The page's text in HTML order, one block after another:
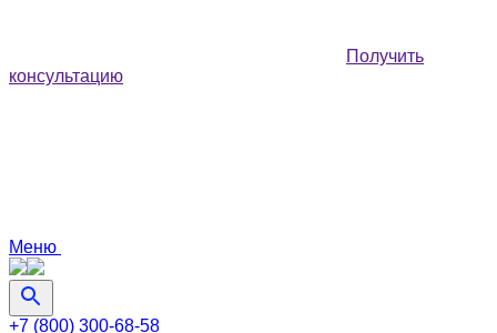
Получить
консультацию
Меню
+7 (800) 300-68-58